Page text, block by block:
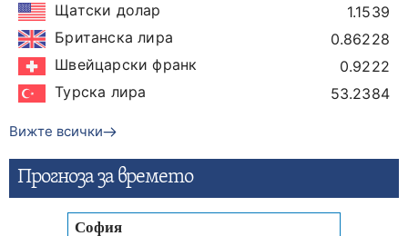
Щатски долар
1.1539
Британска лира
0.86228
Швейцарски франк
0.9222
Турска лира
53.2384
Вижте всички
Прогнозa за времето